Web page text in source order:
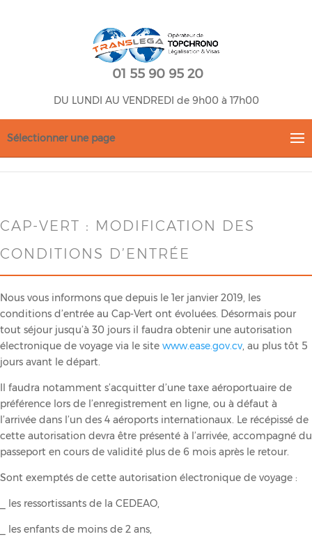
01 55 90 95 20
DU LUNDI AU VENDREDI de 9h00 à 17h00
Sélectionner une page
CAP-VERT : MODIFICATION DES
CONDITIONS D’ENTRÉE
Nous vous informons que depuis le 1er janvier 2019, les
conditions d’entrée au Cap-Vert ont évoluées. Désormais pour
tout séjour jusqu’à 30 jours il faudra obtenir une autorisation
électronique de voyage via le site www.ease.gov.cv, au plus tôt 5
jours avant le départ.
Il faudra notamment s’acquitter d’une taxe aéroportuaire de
préférence lors de l’enregistrement en ligne, ou à défaut à
l’arrivée dans l’un des 4 aéroports internationaux. Le récépissé de
cette autorisation devra être présenté à l’arrivée, accompagné du
passeport en cours de validité plus de 6 mois après le retour.
Sont exemptés de cette autorisation électronique de voyage :
_ les ressortissants de la CEDEAO,
_ les enfants de moins de 2 ans,